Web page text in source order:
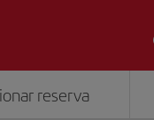
reserva